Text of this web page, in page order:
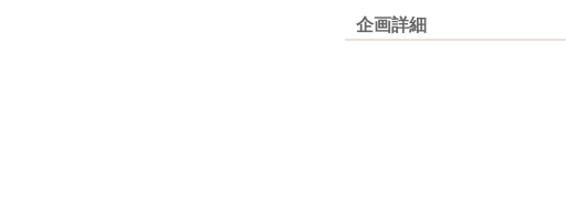
企画詳細